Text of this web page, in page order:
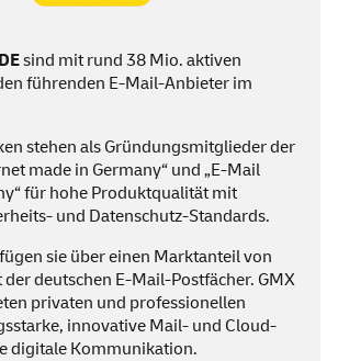
sind mit rund 38 Mio. aktiven
führenden E-Mail-Anbieter im
stehen als Gründungsmitglieder der
made in Germany“ und „E-Mail
“ für hohe Produktqualität mit
und Datenschutz-Standards.
sie über einen Marktanteil von
deutschen E-Mail-Postfächer. GMX
privaten und professionellen
innovative Mail- und Cloud-
digitale Kommunikation.